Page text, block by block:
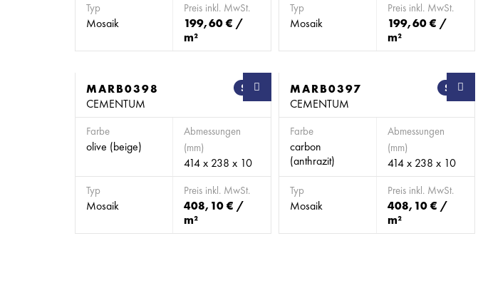
Typ
Mosaik
Preis inkl. MwSt.
199,60 € /
m²
Typ
Mosaik
Preis inkl. MwSt.
199,60 € /
m²
SB
MARB0398
CEMENTUM
Farbe
olive (beige)
Abmessungen
(mm)
414 x 238 x 10
Typ
Mosaik
Preis inkl. MwSt.
408,10 € /
m²
SB
MARB0397
CEMENTUM
Farbe
carbon
(anthrazit)
Abmessungen
(mm)
414 x 238 x 10
Typ
Mosaik
Preis inkl. MwSt.
408,10 € /
m²